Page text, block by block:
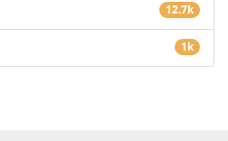
12.7k
1k